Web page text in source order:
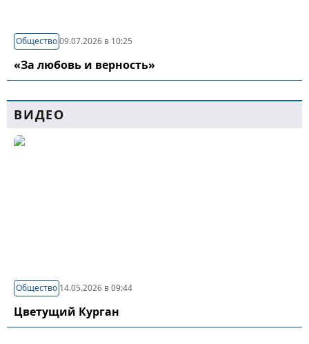
Общество09.07.2026 в 10:25
«За любовь и верность»
ВИДЕО
Общество 14.05.2026 в 09:44
Цветущий Курган